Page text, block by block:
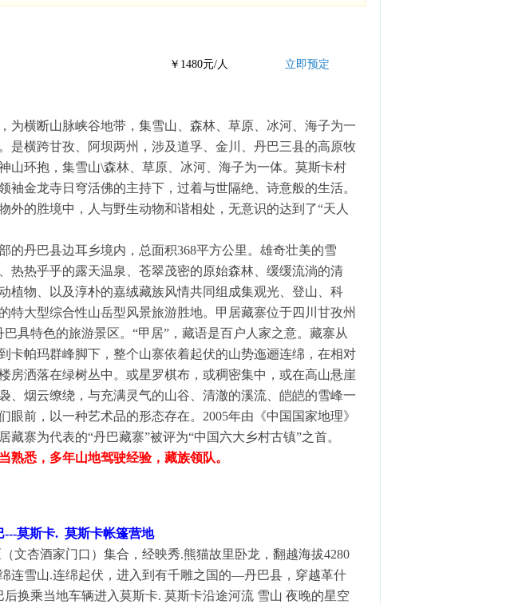
￥1480元/人 立即预定
为横断山脉峡谷地带，集雪山、森林、草原、冰河、海子为一
是横跨甘孜、阿坝两州，涉及道孚、金川、丹巴三县的高原牧
山环抱，集雪山\森林、草原、冰河、海子为一体。莫斯卡村
袖金龙寺日穹活佛的主持下，过着与世隔绝、诗意般的生活。
外的胜境中，人与野生动物和谐相处，无意识的达到了“天人
的丹巴县边耳乡境内，总面积368平方公里。雄奇壮美的雪
热热乎乎的露天温泉、苍翠茂密的原始森林、缓缓流淌的清
植物、以及淳朴的嘉绒藏族风情共同组成集观光、登山、科
特大型综合性山岳型风景旅游胜地。 甲居藏寨位于四川甘孜州
具特色的旅游景区。“甲居”，藏语是百户人家之意。藏寨从
卡帕玛群峰脚下，整个山寨依着起伏的山势迤逦连绵，在相对
房洒落在绿树丛中。或星罗棋布，或稠密集中，或在高山悬崖
、烟云缭绕，与充满灵气的山谷、清澈的溪流、皑皑的雪峰一
眼前，以一种艺术品的形态存在。2005年由《中国国家地理》
寨为代表的“丹巴藏寨”被评为“中国六大乡村古镇”之首。
悉，多年山地驾驶经验，藏族领队。
莫斯卡. 莫斯卡帐篷营地
文杏酒家门口）集合，经映秀.熊猫故里卧龙，翻越海拔4280
连雪山.连绵起伏，进入到有千雕之国的—丹巴县，穿越革什
换乘当地车辆进入莫斯卡. 莫斯卡沿途河流 雪山 夜晚的星空